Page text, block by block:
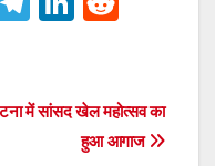
gr e
dI
di
t
में सांसद खेल महोत्सव का
हुआ आगाज